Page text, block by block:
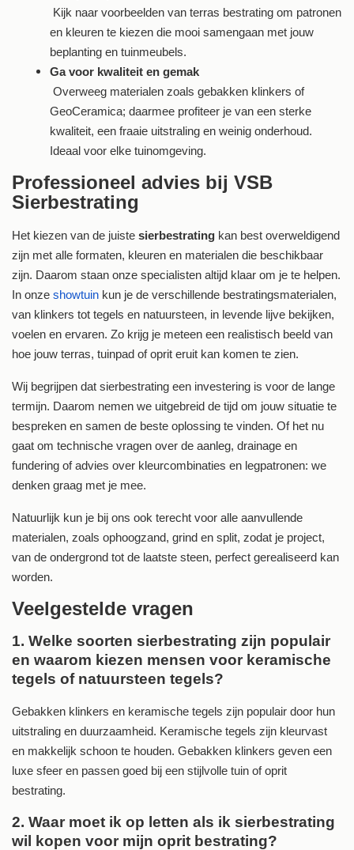
Kijk naar voorbeelden van terras bestrating om patronen
en kleuren te kiezen die mooi samengaan met jouw
beplanting en tuinmeubels.
Ga voor kwaliteit en gemak
Overweeg materialen zoals gebakken klinkers of
GeoCeramica; daarmee profiteer je van een sterke
kwaliteit, een fraaie uitstraling en weinig onderhoud.
Ideaal voor elke tuinomgeving.
Professioneel advies bij VSB
Sierbestrating
Het kiezen van de juiste sierbestrating kan best overweldigend
zijn met alle formaten, kleuren en materialen die beschikbaar
zijn. Daarom staan onze specialisten altijd klaar om je te helpen.
In onze showtuin kun je de verschillende bestratingsmaterialen,
van klinkers tot tegels en natuursteen, in levende lijve bekijken,
voelen en ervaren. Zo krijg je meteen een realistisch beeld van
hoe jouw terras, tuinpad of oprit eruit kan komen te zien.
Wij begrijpen dat sierbestrating een investering is voor de lange
termijn. Daarom nemen we uitgebreid de tijd om jouw situatie te
bespreken en samen de beste oplossing te vinden. Of het nu
gaat om technische vragen over de aanleg, drainage en
fundering of advies over kleurcombinaties en legpatronen: we
denken graag met je mee.
Natuurlijk kun je bij ons ook terecht voor alle aanvullende
materialen, zoals ophoogzand, grind en split, zodat je project,
van de ondergrond tot de laatste steen, perfect gerealiseerd kan
worden.
Veelgestelde vragen
1. Welke soorten sierbestrating zijn populair
en waarom kiezen mensen voor keramische
tegels of natuursteen tegels?
Gebakken klinkers en keramische tegels zijn populair door hun
uitstraling en duurzaamheid. Keramische tegels zijn kleurvast
en makkelijk schoon te houden. Gebakken klinkers geven een
luxe sfeer en passen goed bij een stijlvolle tuin of oprit
bestrating.
2. Waar moet ik op letten als ik sierbestrating
wil kopen voor mijn oprit bestrating?